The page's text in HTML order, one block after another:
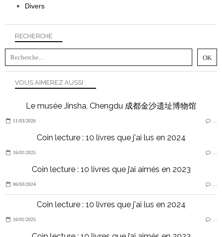
RECHERCHE
VOUS AIMEREZ AUSSI :
Le musée Jinsha, Chengdu 成都金沙遗址博物馆
11/03/2026
Coin lecture : 10 livres que j'ai lus en 2024
16/01/2025
Coin lecture : 10 livres que j’ai aimés en 2023
06/03/2024
Coin lecture : 10 livres que j'ai lus en 2024
16/01/2025
Divers